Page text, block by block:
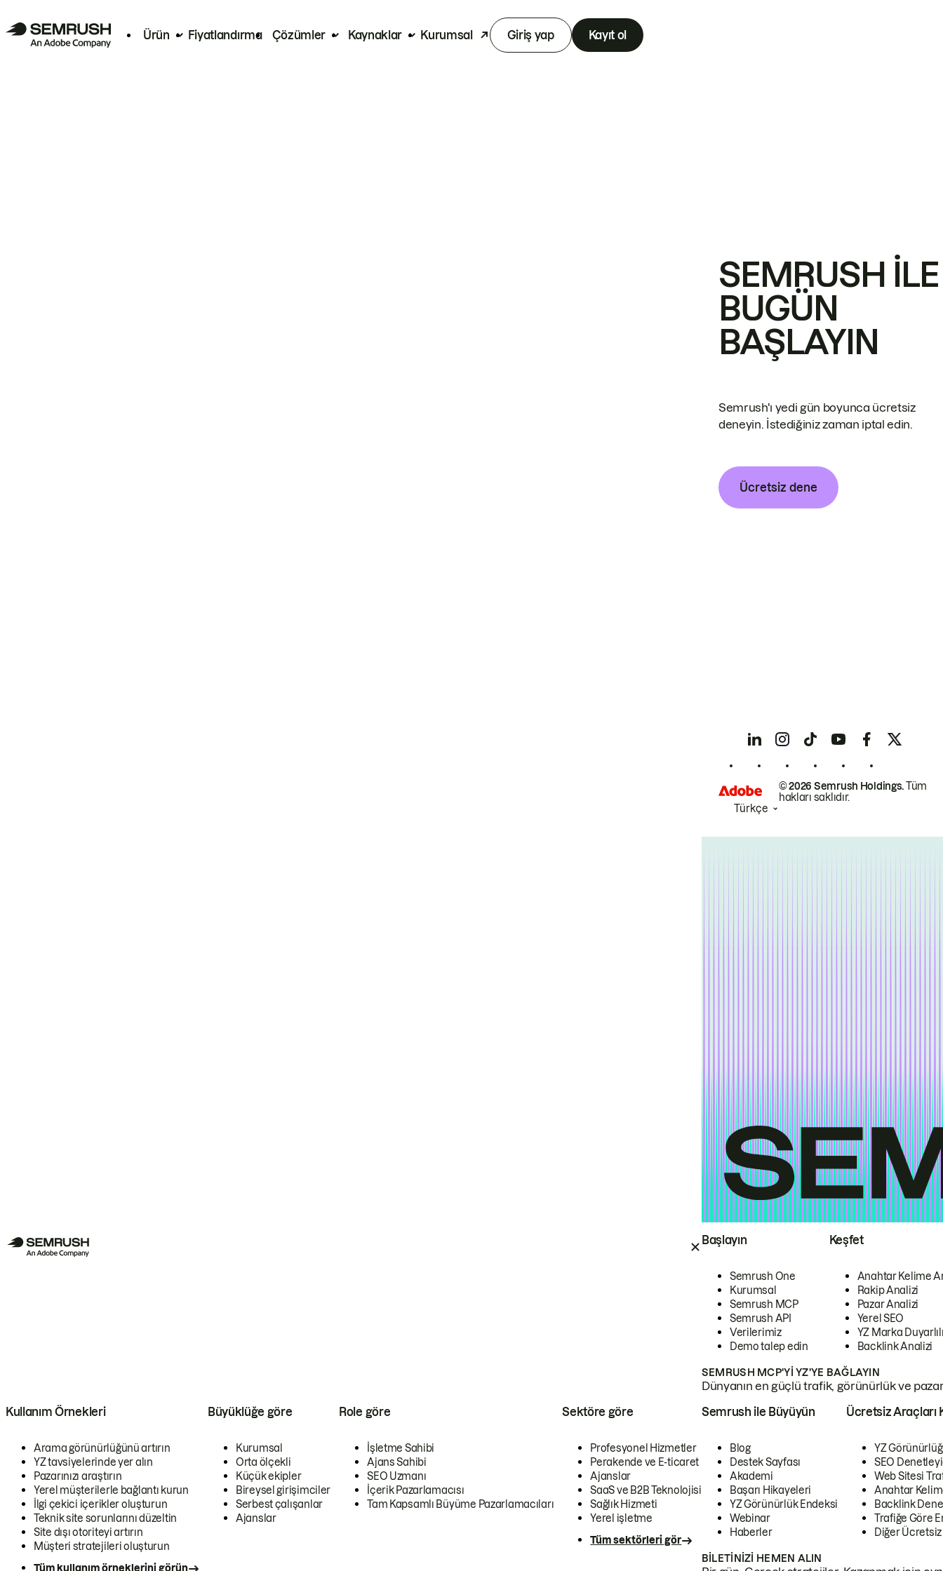
Ürün Fiyatlandırma Çözümler Kaynaklar Kurumsal Giriş yap Kayıt ol
Başlayın
Semrush One
Kurumsal
Semrush MCP
Semrush API
Verilerimiz
Demo talep edin
Keşfet
Anahtar Kelime
Rakip Analizi
Pazar Analizi
Yerel SEO
YZ Marka
Backlink Analizi
SEMRUSH MCP'YI YZ'YE BAĞLAYIN
Dünyanın en güçlü trafik, görünürlük ve
Kullanım Örnekleri
Arama görünürlüğünü artırın
YZ tavsiyelerinde yer alın
Pazarınızı araştırın
Yerel müşterilerle bağlantı kurun
İlgi çekici içerikler oluşturun
Teknik site sorunlarını düzeltin
Site dışı otoriteyi artırın
Müşteri stratejileri oluşturun
Tüm kullanım örneklerini görün
Büyüklüğe göre
Kurumsal
Orta ölçekli
Küçük ekipler
Bireysel girişimciler
Serbest çalışanlar
Ajanslar
Role göre
İşletme Sahibi
Ajans Sahibi
SEO Uzmanı
İçerik Pazarlamacısı
Tam Kapsamlı Büyüme Pazarlamacıları
Sektöre göre
Profesyonel Hizmetler
Perakende ve E-ticaret
Ajanslar
SaaS ve B2B Teknolojisi
Sağlık Hizmeti
Yerel işletme
Tüm sektörleri gör
Semrush ile Büyüyün
Blog
Destek Sayfası
Akademi
Başarı Hikayeleri
YZ Görünürlük Endeksi
Webinar
Haberler
Ücretsiz Araçları
YZ
SEO
Web Sitesi
Anahtar
Backlink
Trafiğe Göre
Diğer
BILETINIZI HEMEN ALIN
SEMRUSH ILE
BUGÜN
BAŞLAYIN
Semrush'ı yedi gün boyunca ücretsiz
deneyin. İstediğiniz zaman iptal edin.
Ücretsiz dene
© 2026 Semrush Holdings.Tüm
hakları saklıdır.
Türkçe